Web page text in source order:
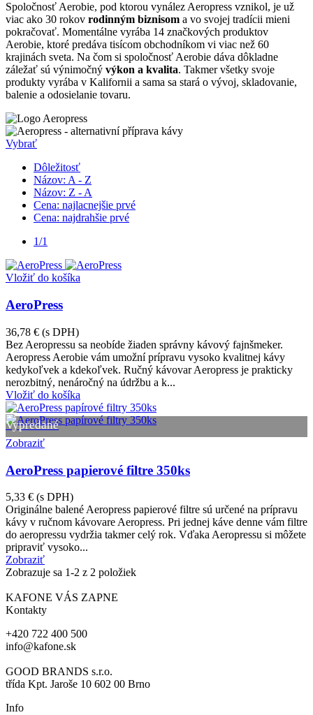
Spoločnosť Aerobie, pod ktorou vynález Aeropress vznikol, je už
viac ako 30 rokov rodinným biznisom a vo svojej tradícii mieni
pokračovať. Momentálne vyrába 14 značkových produktov
Aerobie, ktoré predáva tisícom obchodníkom vi viac než 60
krajinách sveta. Na čom si spoločnosť Aerobie dáva dôkladne
záležať sú výnimočný výkon a kvalita. Takmer všetky svoje
produkty vyrába v Kalifornii a sama sa stará o vývoj, skladovanie,
balenie a odosielanie tovaru.
Vybrať
Dôležitosť
Názov: A - Z
Názov: Z - A
Cena: najlacnejšie prvé
Cena: najdrahšie prvé
1/1
Vložiť do košíka
AeroPress
36,78 € (s DPH)
Bez Aeropressu sa neobíde žiaden správny kávový fajnšmeker.
Aeropress Aerobie vám umožní prípravu vysoko kvalitnej kávy
kedykoľvek a kdekoľvek. Ručný kávovar Aeropress je prakticky
nerozbitný, nenáročný na údržbu a k...
Vložiť do košíka
Vypredané
Zobraziť
AeroPress papierové filtre 350ks
5,33 € (s DPH)
Originálne balené Aeropress papierové filtre sú určené na prípravu
kávy v ručnom kávovare Aeropress. Pri jednej káve denne vám filtre
do aeropressu vydržia takmer celý rok. Vďaka Aeropressu si môžete
pripraviť vysoko...
Zobraziť
Zobrazuje sa 1-2 z 2 položiek
KAFONE VÁS ZAPNE
Kontakty
+420 722 400 500
info@kafone.sk
GOOD BRANDS s.r.o.
třída Kpt. Jaroše 10 602 00 Brno
Info